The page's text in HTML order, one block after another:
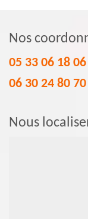
Nos
05 33 06 18 06
06 30 24 80 70
Nous